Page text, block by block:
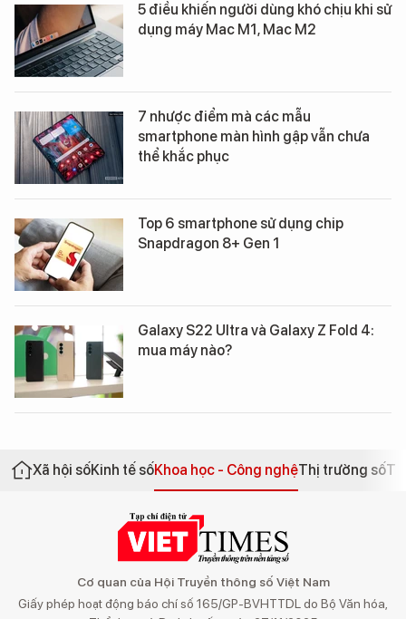
5 điều khiến người dùng khó chịu khi sử
dụng máy Mac M1, Mac M2
7 nhược điểm mà các mẫu
smartphone màn hình gập vẫn chưa
thể khắc phục
Top 6 smartphone sử dụng chip
Snapdragon 8+ Gen 1
Galaxy S22 Ultra và Galaxy Z Fold 4:
mua máy nào?
Xã hội sốKinh tế sốKhoa học - Công nghệThị trường số
Cơ quan của Hội Truyền thông số Việt Nam
Giấy phép hoạt động báo chí số 165/GP-BVHTTDL do Bộ Văn hóa,